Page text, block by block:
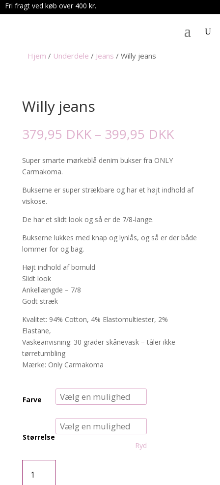
Fri fragt ved køb over 400 kr.
Hjem / Underdele / Jeans / Willy jeans
Willy jeans
379,95 DKK – 399,95 DKK
379,95
Super smarte mørkeblå denim bukser fra ONLY
Carmakoma.
Bukserne er super strækbare og har et højt indhold af
viskose.
De har et slidt look og så er de 7/8-lange.
Bukserne lukkes med knap og lynlås, og så er der både
lommer for og bag.
Højt indhold af bomuld
Slidt look
Ankellængde – 7/8
Godt stræk
Kvalitet: 94% Cotton, 4% Elastomultiester, 2%
Elastane,
Vaskeanvisning: 30 grader skånevask – tåler ikke
tørretumbling
Mærke: Only Carmakoma
Farve
Størrelse
Ryd
Willy